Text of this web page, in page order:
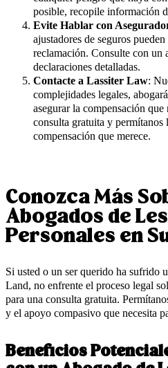
posible, recopile información
Evite Hablar con
ajustadores de seguros
reclamación. Consulte con un
declaraciones detalladas.
Contacte a Lassiter Law:
complejidades legales,
asegurar la compensación
consulta gratuita y
compensación que merece.
Conozca Más
Abogados de
Personales en
Si usted o un ser querido ha sufrido
Land, no enfrente el proceso legal
para una consulta gratuita.
y el apoyo compasivo que necesita
Beneficios